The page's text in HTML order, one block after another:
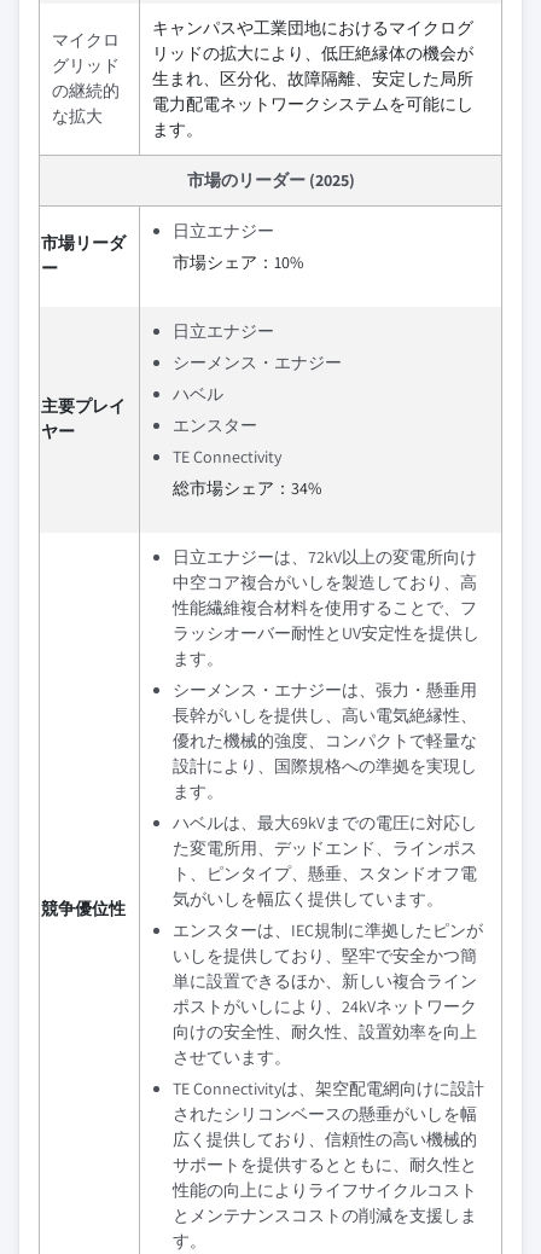
マイクロ
グリッド
の継続的
な拡大
キャンパスや工業団地におけるマイクログ
リッドの拡大により、低圧絶縁体の機会が
生まれ、区分化、故障隔離、安定した局所
電力配電ネットワークシステムを可能にし
ます。
市場のリーダー (2025)
市場リーダ
ー
日立エナジー
市場シェア：10%
主要プレイ
ヤー
日立エナジー
シーメンス・エナジー
ハベル
エンスター
TE Connectivity
総市場シェア：34%
競争優位性
日立エナジーは、72kV以上の変電所向け
中空コア複合がいしを製造しており、高
性能繊維複合材料を使用することで、フ
ラッシオーバー耐性とUV安定性を提供し
ます。
シーメンス・エナジーは、張力・懸垂用
長幹がいしを提供し、高い電気絶縁性、
優れた機械的強度、コンパクトで軽量な
設計により、国際規格への準拠を実現し
ます。
ハベルは、最大69kVまでの電圧に対応し
た変電所用、デッドエンド、ラインポス
ト、ピンタイプ、懸垂、スタンドオフ電
気がいしを幅広く提供しています。
エンスターは、IEC規制に準拠したピンが
いしを提供しており、堅牢で安全かつ簡
単に設置できるほか、新しい複合ライン
ポストがいしにより、24kVネットワーク
向けの安全性、耐久性、設置効率を向上
させています。
TE Connectivityは、架空配電網向けに設計
されたシリコンベースの懸垂がいしを幅
広く提供しており、信頼性の高い機械的
サポートを提供するとともに、耐久性と
性能の向上によりライフサイクルコスト
とメンテナンスコストの削減を支援しま
す。